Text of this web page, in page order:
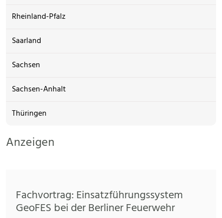
Rheinland-Pfalz
Saarland
Sachsen
Sachsen-Anhalt
Thüringen
Anzeigen
Fachvortrag: Einsatzführungssystem
GeoFES bei der Berliner Feuerwehr